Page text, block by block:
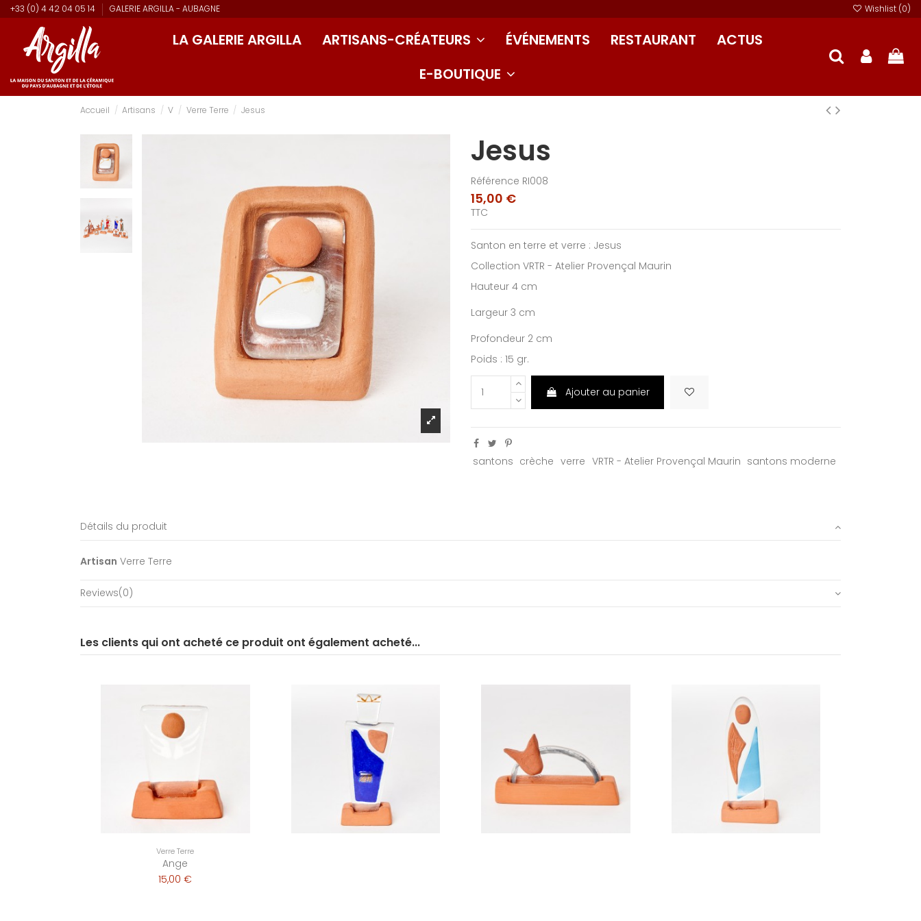
+33 (0) 4 42 04 05 14 GALERIE ARGILLA - AUBAGNE Wishlist (0)
LA GALERIE ARGILLA ARTISANS-CRÉATEURS ÉVÉNEMENTS RESTAURANT
ACTUS
E-BOUTIQUE
Accueil Artisans V Verre Terre Jesus
Jesus
Référence RI008
15,00 €
TTC
Santon en terre et verre : Jesus
Collection VRTR - Atelier Provençal Maurin
Hauteur 4 cm
Largeur 3 cm
Profondeur 2 cm
Poids : 15 gr.
Ajouter au panier
santons crèche verre VRTR - Atelier Provençal Maurin santons moderne
Détails du produit
Artisan Verre Terre
Reviews(0)
Les clients qui ont acheté ce produit ont également acheté...
Verre Terre
Ange
15,00 €